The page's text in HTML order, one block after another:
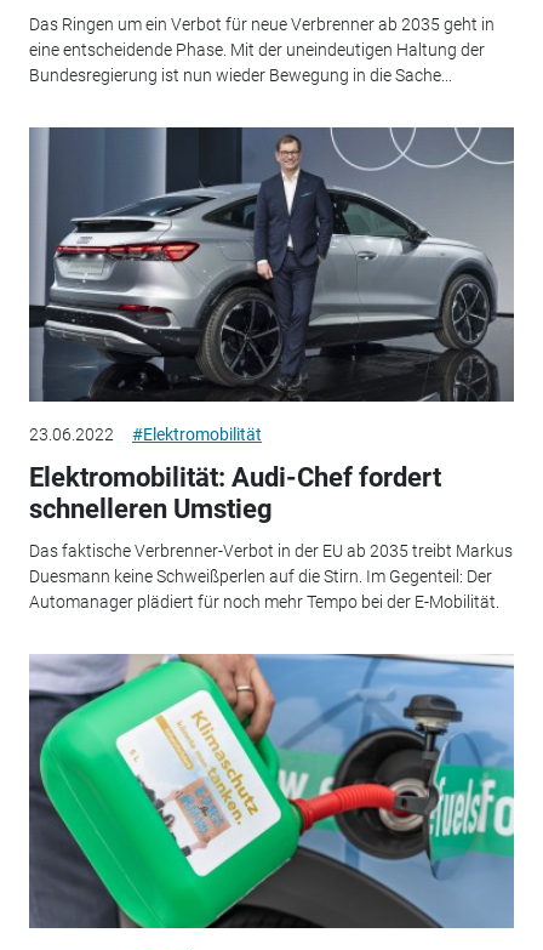
Das Ringen um ein Verbot für neue Verbrenner ab 2035 geht in
eine entscheidende Phase. Mit der uneindeutigen Haltung der
Bundesregierung ist nun wieder Bewegung in die Sache...
23.06.2022 #Elektromobilität
Elektromobilität: Audi-Chef fordert
schnelleren Umstieg
Das faktische Verbrenner-Verbot in der EU ab 2035 treibt Markus
Duesmann keine Schweißperlen auf die Stirn. Im Gegenteil: Der
Automanager plädiert für noch mehr Tempo bei der E-Mobilität.